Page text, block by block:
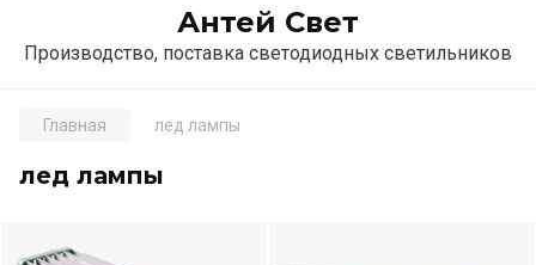
Антей Свет
Производство, поставка светодиодных светильников
Главная лед лампы
лед лампы